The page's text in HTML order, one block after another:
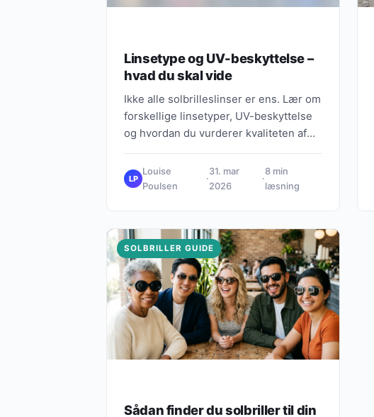
Linsetype og UV-beskyttelse –
hvad du skal vide
Ikke alle solbrilleslinser er ens. Lær om
forskellige linsetyper, UV-beskyttelse
og hvordan du vurderer kvaliteten af
LP
Louise
Poulsen
·
31. mar
2026
·
8 min
læsning
SOLBRILLER GUIDE
Sådan finder du solbriller til din